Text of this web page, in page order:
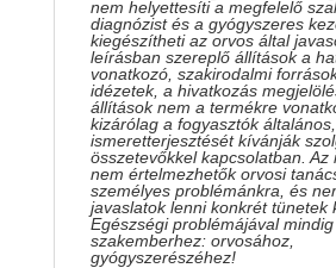
nem helyettesíti a megfelelő
diagnózist és a gyógyszeres
kiegészítheti az orvos által
leírásban szereplő állítások a
vonatkozó, szakirodalmi
idézetek, a hivatkozás
állítások nem a termékre
kizárólag a fogyasztók
ismeretterjesztését kívánják
összetevőkkel kapcsolatban. Az
nem értelmezhetők orvosi
személyes problémánkra, és
javaslatok lenni konkrét tünetek
Egészségi problémájával
szakemberhez: orvosához,
gyógyszerészéhez!